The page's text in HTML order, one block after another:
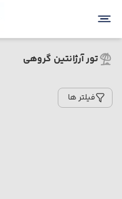
تور آرژانتین گروهی
فیلتر ها